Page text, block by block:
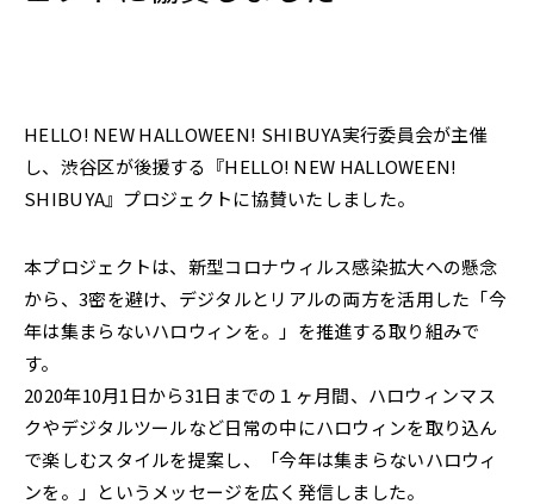
HELLO! NEW HALLOWEEN! SHIBUYA実行委員会が主催
し、渋谷区が後援する『HELLO! NEW HALLOWEEN!
SHIBUYA』プロジェクトに協賛いたしました。
本プロジェクトは、新型コロナウィルス感染拡大への懸念
から、3密を避け、デジタルとリアルの両方を活用した「今
年は集まらないハロウィンを。」を推進する取り組みで
す。
2020年10月1日から31日までの１ヶ月間、ハロウィンマス
クやデジタルツールなど日常の中にハロウィンを取り込ん
で楽しむスタイルを提案し、「今年は集まらないハロウィ
ンを。」というメッセージを広く発信しました。